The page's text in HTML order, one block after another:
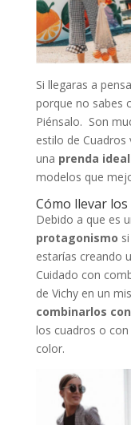
Si llegaras a
porque no sabes
Piénsalo. Son
estilo de
una prenda
modelos que
Cómo llevar
Debido a que es
protagonismo
estarías creando
Cuidado con
de Vichy en un
combinarlos
los cuadros o
color.